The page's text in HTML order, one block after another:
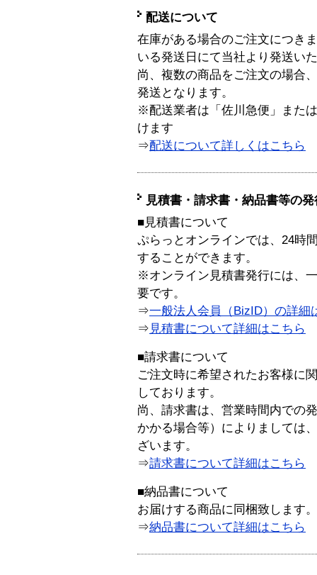
配送について
在庫がある場合のご注文につき
いる発送日にて当社より発送い
尚、複数の商品をご注文の場合
発送となります。
※配送業者は「佐川急便」また
けます
⇒配送について詳しくはこちら
見積書・請求書・納品書等の
■見積書について
ぷらっとオンラインでは、24時
することができます。
※オンライン見積書発行には、
要です。
⇒一般法人会員（BizID）の詳細
⇒ 見積書について詳細はこちら
■請求書について
ご注文時に希望されたお客様に
しております。
尚、請求書は、営業時間内での
かかる場合等）によりましては
ざいます。
⇒請求書について詳細はこちら
■納品書について
お届けする商品に同梱致します。
⇒納品書について詳細はこちら